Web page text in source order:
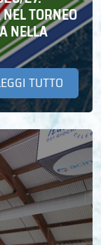
TORNEO
NELLA
TUTTO